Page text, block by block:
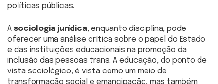
políticas públicas.
A sociologia jurídica, enquanto disciplina, pode
oferecer uma análise crítica sobre o papel do Estado
e das instituições educacionais na promoção da
inclusão das pessoas trans. A educação, do ponto de
vista sociológico, é vista como um meio de
transformação social e emancipação, mas também